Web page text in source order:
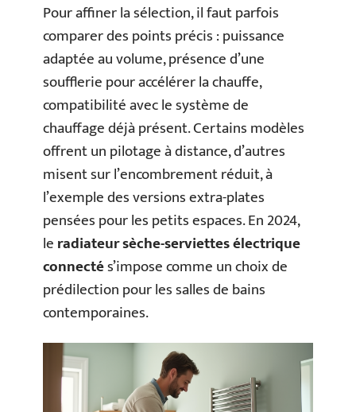
Pour affiner la sélection, il faut parfois
comparer des points précis : puissance
adaptée au volume, présence d’une
soufflerie pour accélérer la chauffe,
compatibilité avec le système de
chauffage déjà présent. Certains modèles
offrent un pilotage à distance, d’autres
misent sur l’encombrement réduit, à
l’exemple des versions extra-plates
pensées pour les petits espaces. En 2024,
leradiateur sèche-serviettes électrique
connectés’impose comme un choix de
prédilection pour les salles de bains
contemporaines.